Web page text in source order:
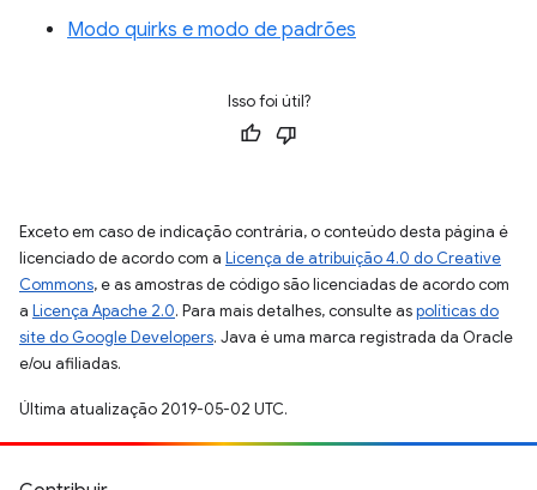
Modo quirks e modo de padrões
Isso foi útil?
Exceto em caso de indicação contrária, o conteúdo desta página é
licenciado de acordo com a Licença de atribuição 4.0 do Creative
Commons, e as amostras de código são licenciadas de acordo com
a Licença Apache 2.0. Para mais detalhes, consulte aspolíticas do
site do Google Developers. Java é uma marca registrada da Oracle
e/ou afiliadas.
Última atualização 2019-05-02 UTC.